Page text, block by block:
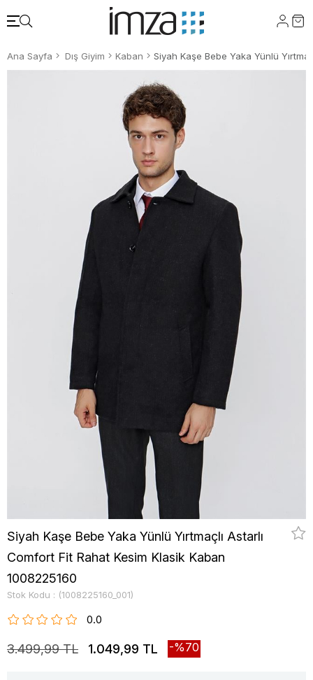
Ana Sayfa Dış Giyim Kaban
Siyah Kaşe Bebe Yaka Yünlü Yırtmaçlı Astarlı
Comfort Fit Rahat Kesim Klasik Kaban
1008225160
Stok Kodu (1008225160_001)
0.0
3.499,99 TL 1.049,99 TL 70